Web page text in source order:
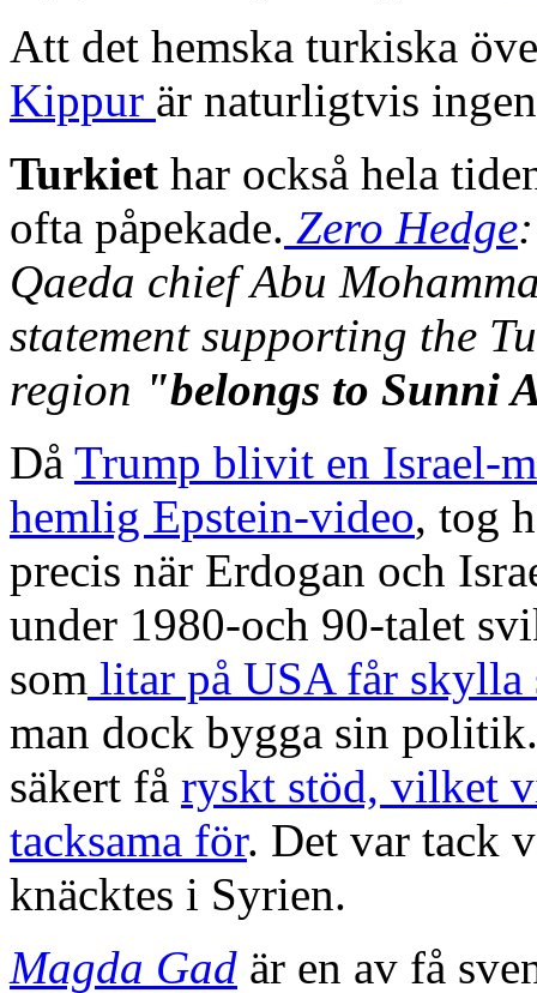
Att det hemska turkiska
Kippur är naturligtvis
Turkiet har också hela
ofta påpekade. Zero Hedge
Qaeda chief Abu
statement supporting the
region "belongs to Sunni
Då Trump blivit en Israel-
hemlig Epstein-video, tog
precis när Erdogan och
under 1980-och 90-talet
som litar på USA får skylla
man dock bygga sin
säkert få ryskt stöd, vilket
tacksama för. Det var tack
knäcktes i Syrien.
Magda Gad är en av få